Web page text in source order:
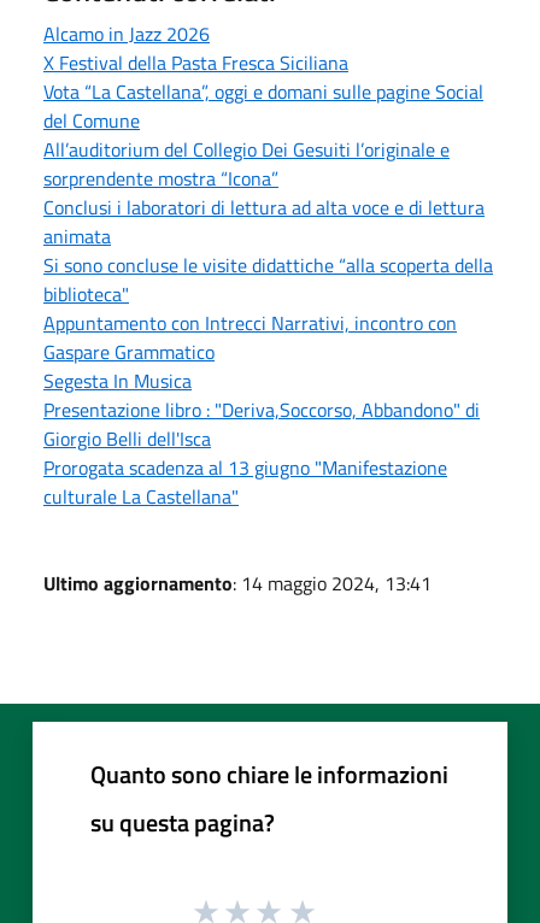
Alcamo in Jazz 2026
X Festival della Pasta Fresca Siciliana
Vota “La Castellana”, oggi e domani sulle pagine Social
del Comune
All’auditorium del Collegio Dei Gesuiti l’originale e
sorprendente mostra “Icona”
Conclusi i laboratori di lettura ad alta voce e di lettura
animata
Si sono concluse le visite didattiche “alla scoperta della
biblioteca"
Appuntamento con Intrecci Narrativi, incontro con
Gaspare Grammatico
Segesta In Musica
Presentazione libro : "Deriva,Soccorso, Abbandono" di
Giorgio Belli dell'Isca
Prorogata scadenza al 13 giugno "Manifestazione
culturale La Castellana"
Ultimo aggiornamento: 14 maggio 2024, 13:41
Quanto sono chiare le informazioni
su questa pagina?